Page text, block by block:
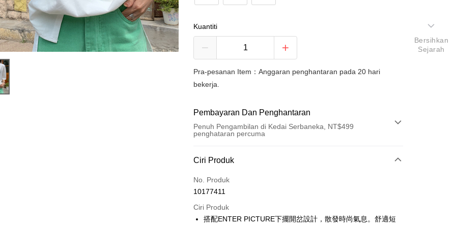
Kuantiti
Pra-pesanan Item：Anggaran penghantaran pada 20 hari
bekerja.
Pembayaran Dan Penghantaran
Penuh Pengambilan di Kedai Serbaneka, NT$499
penghataran percuma
Kaedah Pembayaran
Kad Kredit (Bayaran Penuh)
Pengambilan di Kedai Serbaneka
LINE Pay
Ciri Produk
No. Produk
10177411
Ciri Produk
搭配ENTER PICTURE下擺開岔設計，散發時尚氣息。舒適短
Bersihkan
Sejarah